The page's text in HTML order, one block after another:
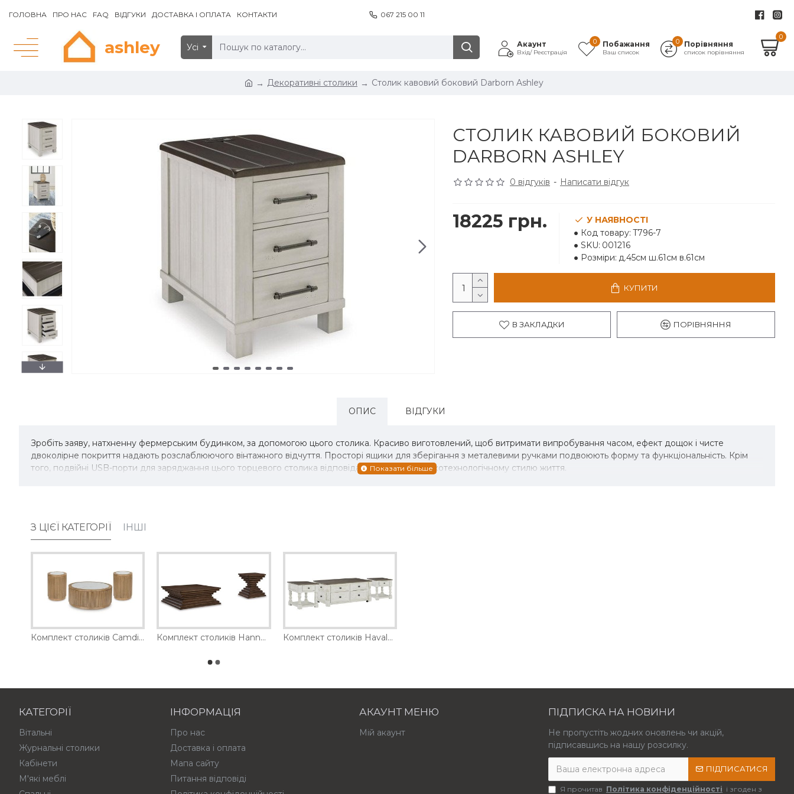
ГОЛОВНА ПРО НАС FAQ ВІДГУКИ ДОСТАВКА І ОПЛАТА КОНТАКТИ 067 215 00 11
ashley Усі Акаунт
Вхід/ Реєстрація
Побажання
Ваш список
0 Порівняння
список порівняння
0
0
Декоративні столики Столик кавовий боковий Darborn Ashley
СТОЛИК КАВОВИЙ БОКОВИЙ
DARBORN ASHLEY
0 відгуків - Написати відгук
18225 грн.
У НАЯВНОСТІ
Код товару: T796-7
SKU: 001216
Розміри: д.45см ш.61см в.61см
КУПИТИ
В ЗАКЛАДКИ ПОРІВНЯННЯ
ОПИС ВІДГУКИ
Зробіть заяву, натхненну фермерським будинком, за допомогою цього столика. Красиво виготовлений, щоб витримати випробування часом, ефект дощок і чисте
двоколірне покриття надають розслаблюючого вінтажного відчуття. Просторі ящики для зберігання з металевими ручками подвоюють форму та функціональність. Крім
того, подвійні USB-порти для заряджання цього торцевого столика відповідають вашому високотехнологічному стилю життя.
З ЦІЄЇ КАТЕГОРІЇ ІНШІ
Комплект столиків Camdill Ashley Комплект столиків Hannodream Ashley Комплект столиків Havalance Ashley
КАТЕГОРІЇ
Вітальні
Журнальні столики
Кабінети
М'які меблі
ІНФОРМАЦІЯ
Про нас
Доставка і оплата
Мапа сайту
Питання відповіді
АКАУНТ МЕНЮ
Мій акаунт
ПІДПИСКА НА НОВИНИ
Не пропустіть жодних оновлень чи акцій,
підписавшись на нашу розсилку.
ПІДПИСАТИСЯ
Я прочитав Політика конфіденційності і згоден з